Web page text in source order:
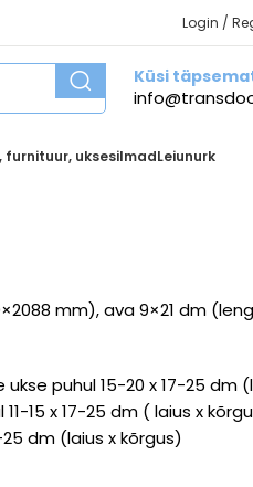
Login /
Küsi
furnituur, uksesilmadLeiunurk
mm), ava 9×21 dm
puhul 15-20 x 17-25 dm
15 x 17-25 dm ( laius x
dm (laius x kõrgus)